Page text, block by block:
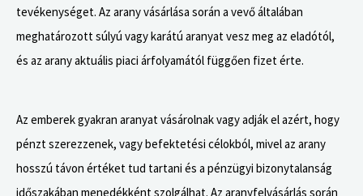
tevékenységet. Az arany vásárlása során a vevő általában
meghatározott súlyú vagy karátú aranyat vesz meg az eladótól,
és az arany aktuális piaci árfolyamától függően fizet érte.
Az emberek gyakran aranyat vásárolnak vagy adják el azért, hogy
pénzt szerezzenek, vagy befektetési célokból, mivel az arany
hosszú távon értéket tud tartani és a pénzügyi bizonytalanság
időszakában menedékként szolgálhat. Az aranyfelvásárlás során